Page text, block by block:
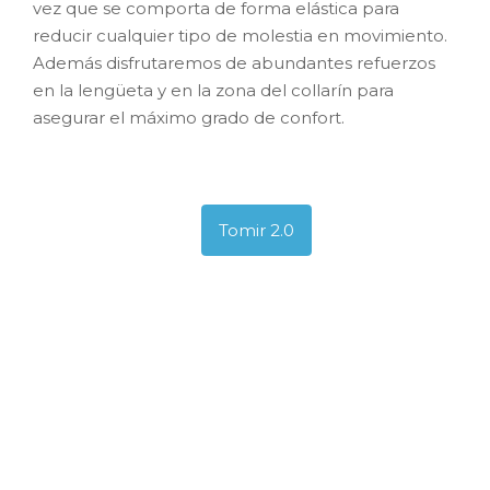
vez que se comporta de forma elástica para
reducir cualquier tipo de molestia en movimiento.
Además disfrutaremos de abundantes refuerzos
en la lengüeta y en la zona del collarín para
asegurar el máximo grado de confort.
Tomir 2.0